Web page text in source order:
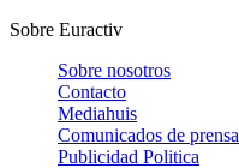
Sobre Euractiv
Sobre nosotros
Contacto
Mediahuis
Comunicados de prensa
Publicidad Politica